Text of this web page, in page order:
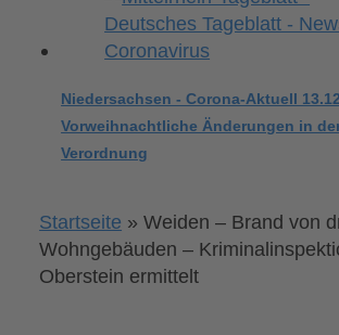
Niedersachsen - Corona-Aktuell
Vorweihnachtliche Änderungen in
Verordnung
Startseite »Weiden – Brand von
Wohngebäuden –
Oberstein ermittelt